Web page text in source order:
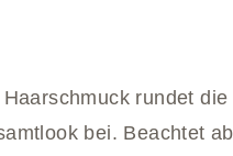
Haarschmuck rundet
bei. Beachtet